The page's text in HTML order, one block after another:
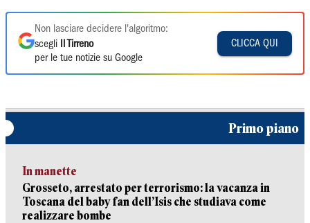
Non lasciare decidere l'algoritmo:
scegli
Il Tirreno
per le tue notizie su Google
CLICCA QUI
Primo piano
In manette
Grosseto, arrestato per terrorismo: la vacanza in
Toscana del baby fan dell’Isis che studiava come
realizzare bombe